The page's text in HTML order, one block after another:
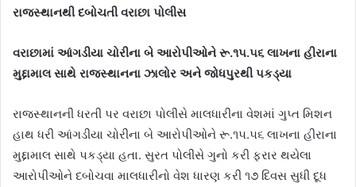
રાજસ્થાનથી દબોચતી વરાછા પોલીસ
વરાછામાં આંગડીયા ચોરીના બે આરોપીઓને રૂ.૧૫.૫૬ લાખના હીરાના
મુદ્દામાલ સાથે રાજસ્થાનના ઝાલોર અને જોધપુરથી પકડ્યા
રાજસ્થાનની ધરતી પર વરાછા પોલીસે માલધારીના વેશમાં ગુપ્ત મિશન
હાથ ધરી આંગડીયા ચોરીના બે આરોપીઓને રૂ.૧૫.૫૬ લાખના હીરાના
મુદ્દામાલ સાથે પકડ્યા હતા. સુરત પોલીસે ગુનો કરી ફરાર થયેલા
આરોપીઓને દબોચવા માલધારીનો વેશ ધારણ કરી ૧૭ દિવસ સુધી દૂધ